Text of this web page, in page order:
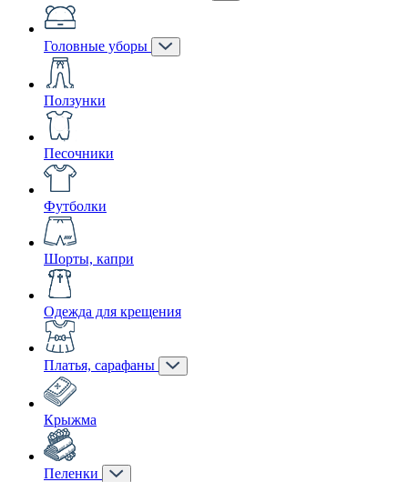
Головные уборы
Ползунки
Песочники
Футболки
Шорты, капри
Одежда для крещения
Платья, сарафаны
Крыжма
Пеленки